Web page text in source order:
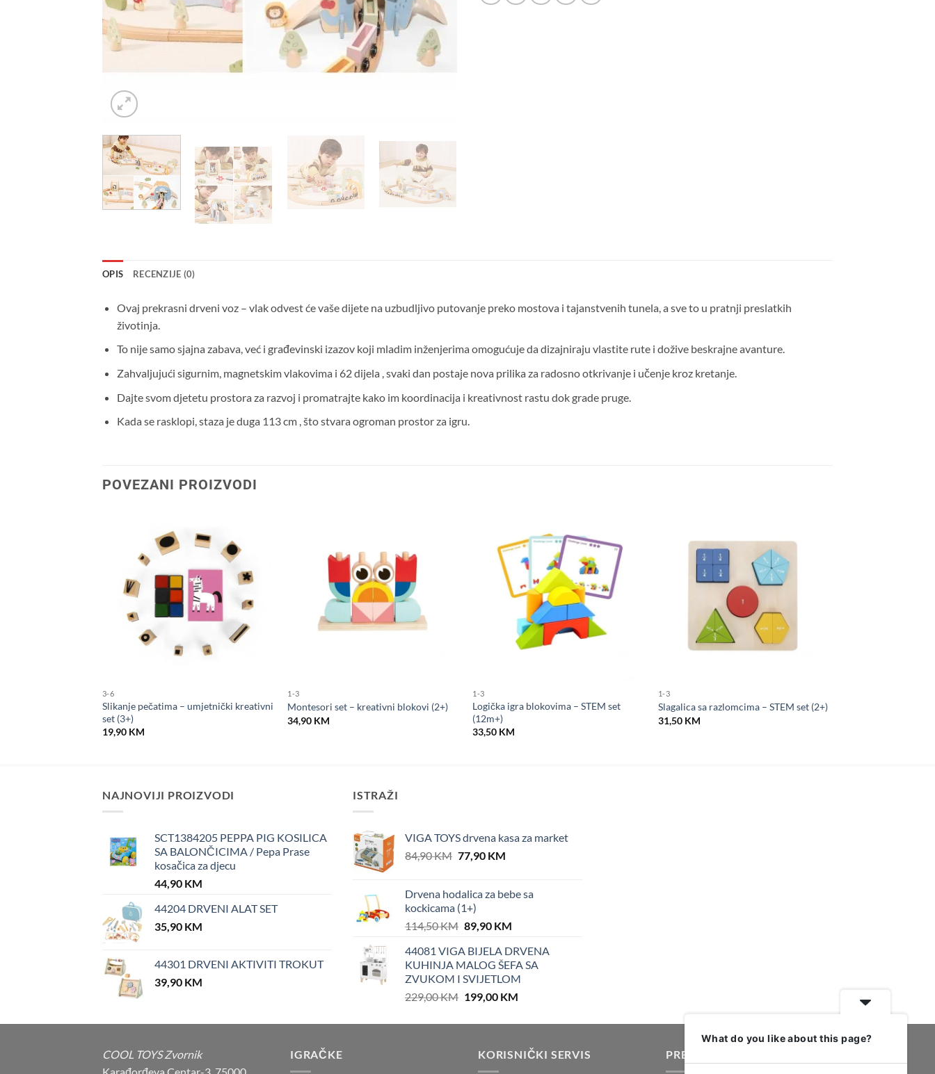
OPIS RECENZIJE (0)
Ovaj prekrasni drveni voz – vlak odvest će vaše dijete na uzbudljivo putovanje preko mostova i tajanstvenih tunela, a sve to u pratnji preslatkih
životinja.
To nije samo sjajna zabava, već i građevinski izazovkoji mladim inženjerima omogućuje da dizajniraju vlastite rute i dožive beskrajne avanture.
Zahvaljujući sigurnim, magnetskim vlakovima i 62 dijela , svaki dan postaje nova prilika za radosno otkrivanje i učenje kroz kretanje.
Dajte svom djetetu prostora za razvoj i promatrajte kako im koordinacija i kreativnost rastu dok grade pruge.
Kada se rasklopi, staza jeduga 113 cm, što stvara ogroman prostor za igru.
POVEZANI PROIZVODI
3-6
Slikanje pečatima – umjetnički kreativni
set (3+)
19,90 KM
1-3
Montesori set – kreativni blokovi (2+)
34,90 KM
1-3
Logička igra blokovima – STEM set
(12m+)
33,50 KM
1-3
Slagalica sa razlomcima – STEM set (2+)
31,50 KM
NAJNOVIJI PROIZVODI
SCT1384205 PEPPA PIG KOSILICA
SA BALONČICIMA / Pepa Prase
kosačica za djecu
44,90 KM
44204 DRVENI ALAT SET
35,90 KM
44301 DRVENI AKTIVITI TROKUT
39,90 KM
ISTRAŽI
VIGA TOYS drvena kasa za market
84,90KM Original
84,90 KM.
77,90 KMCurrent
77,90 KM.
Drvena hodalica za bebe sa
kockicama (1+)
114,50KM Original
was:
114,50 KM.
89,90 KMCurrent
is:
89,90 KM.
44081 VIGA BIJELA DRVENA
KUHINJA MALOG ŠEFA SA
ZVUKOM I SVIJETLOM
229,00KM Original
was:
199,00 KMCurrent
is:
COOL TOYS Zvornik
IGRAČKE KORISNIČKI SERVIS PRETRAŽI PROIZVODE
What do you like about this page?